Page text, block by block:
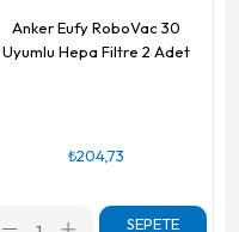
Anker Eufy RoboVac 30
Uyumlu Hepa Filtre 2 Adet
₺204,73
SEPETE